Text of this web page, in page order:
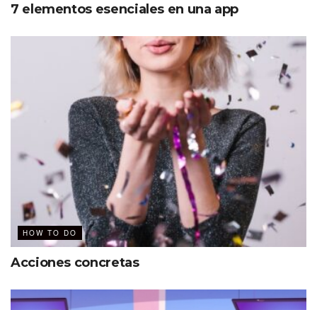
7 elementos esenciales en una app
HOW TO DO
Acciones concretas